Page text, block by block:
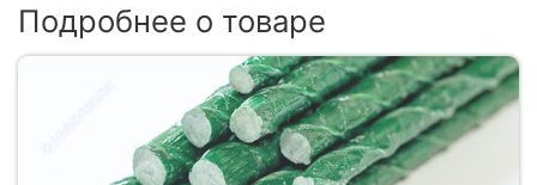
Подробнее о товаре